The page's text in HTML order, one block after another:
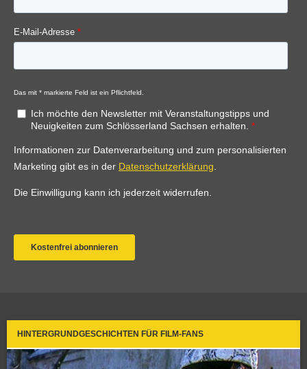
HINTERGRUNDGESCHICHTEN FÜR FILM-FANS